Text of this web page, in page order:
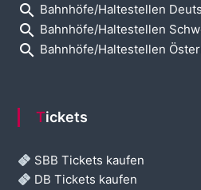
search Bahnhöfe/Haltestellen
search Bahnhöfe/Haltestellen
search Bahnhöfe/Haltestellen
Tickets
SBB Tickets kaufen
DB Tickets kaufen